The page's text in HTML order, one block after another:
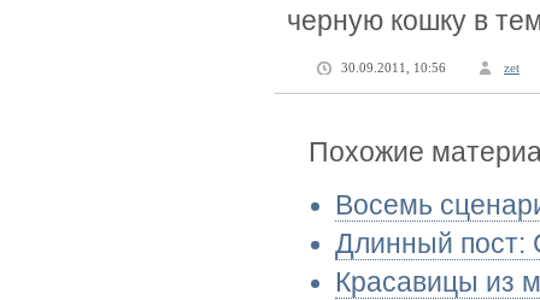
черную кошку в
30.09.2011, 10:56 zet
Похожие
Восемь
Длинный пост:
Красавицы из